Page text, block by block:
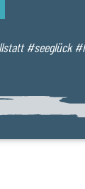
#seeglück